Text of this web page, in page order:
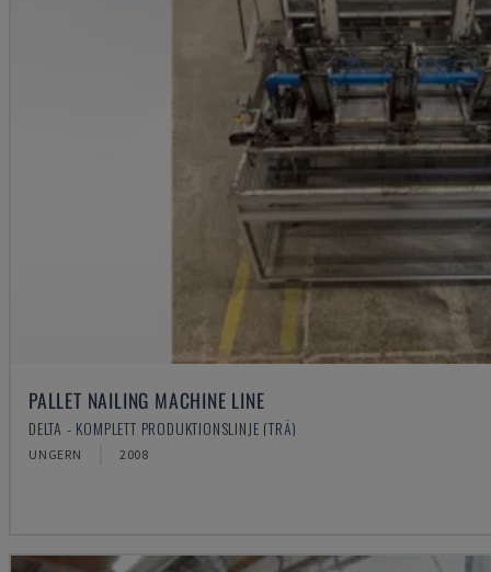
PALLET NAILING MACHINE LINE
DELTA - KOMPLETT PRODUKTIONSLINJE (TRÄ)
UNGERN 2008